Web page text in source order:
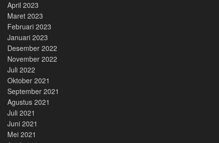
April 2023
Maret 2023
Februari 2023
Januari 2023
Desember 2022
November 2022
Juli 2022
Oktober 2021
September 2021
Agustus 2021
Juli 2021
Juni 2021
Mei 2021